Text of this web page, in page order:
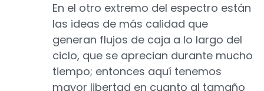
En el otro extremo del espectro están
las ideas de más calidad que
generan flujos de caja a lo largo del
ciclo, que se aprecian durante mucho
tiempo; entonces aquí tenemos
mayor libertad en cuanto al tamaño